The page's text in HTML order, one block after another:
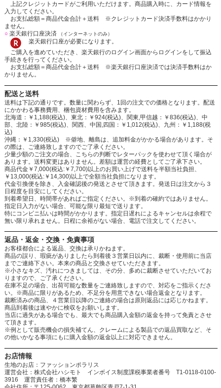
上記クレジットカードがご利用いただけます。商品購入時に、カード情報を
入力してください。
お支払総額＝商品代金合計＋送料 ※クレジットカード決済手数料はかかり
ません。
○楽天銀行口座決済 （インターネットのみ）
楽天銀行口座が必要になります。
ご購入を進めていただき、楽天銀行のログイン画面からログインをして振込
手続きを行ってください。
お支払総額＝商品代金合計＋送料 ※楽天銀行口座決済では決済手数料はか
かりません。
配送と送料
送料は下記の通りです。数量に関わらず、1回の注文での価格となります。配送
にかかわる事務費用、梱包資材費用を含みます。
北海道：￥1,188(税込)、東北：￥924(税込)、関東,甲信越：￥836(税込)、中
部、北陸：￥985(税込)、関西、中国,四国：￥1,012(税込)、九州：￥1,188(税
込)
沖縄：￥1,330(税込) ※僻地、離島は、追加料金がかかる場合があります。そ
の際は、ご連絡致しますのでご了承ください。
少量少額のご注文の場合、こちらの判断でレターパックを使わせて頂く場合が
あります。送料変更はありません。差額は運営の経費としてご了承下さい。
商品代金￥7,000(税込:￥7,700)以上のお買い上げで送料を半額当社負担、
￥13,000(税込:￥14,300)以上で全額当社負担になります。
代金引換便を除き、入金確認後の発送とさせて頂きます。発送日は注文から３
日程度を目安にしてください。
到着希望日、時間帯があればご指定ください。※到着の確約ではありません。
指定日入力がない場合、可能な限り最短で送ります。
特にコンビニ払いは時間がかかります。指定日遅れによるキャンセルは余程で
無い限り承れません。日程に余裕がない場合、電話で注文してください。
返品・返金・交換・免責事項
お客様都合による返品、交換は承りかねます。
商品の誤り、瑕疵がありましたら到着後３営業日以内に、裁断・使用前に当店
までご連絡下さい。本来の商品と交換させていただきます。
※小さなキズ、汚れにつきましては、その分、多めに裁断させていただいてお
りますので、ご了承ください。
在庫不足の場合、出荷可能な数量をご連絡致しますので、対応をご指示くださ
い。※商品に限りがあるため、不足分を用意できない場合返金となります。
裁断済みの商品、４営業日以降のご連絡の場合は原則返品には応じかねます。
商品到着後は速やかに検収をお願いします。
当店に過失がある場合でも、最大でも商品購入金額の返金を持って免責とさせ
て頂きます。
※例として販売機会の損失補てん、クレームによる製品での返品買取など、そ
の他いかなる事項にもに購入金額の返金以上に対応できません。
お店情報
生地のお店：ファッションポラリス
運営会社：株式会社ハシモト インボイス制度課税事業者番号 T1-0118-0100-
3916 運営責任者：橋本繁